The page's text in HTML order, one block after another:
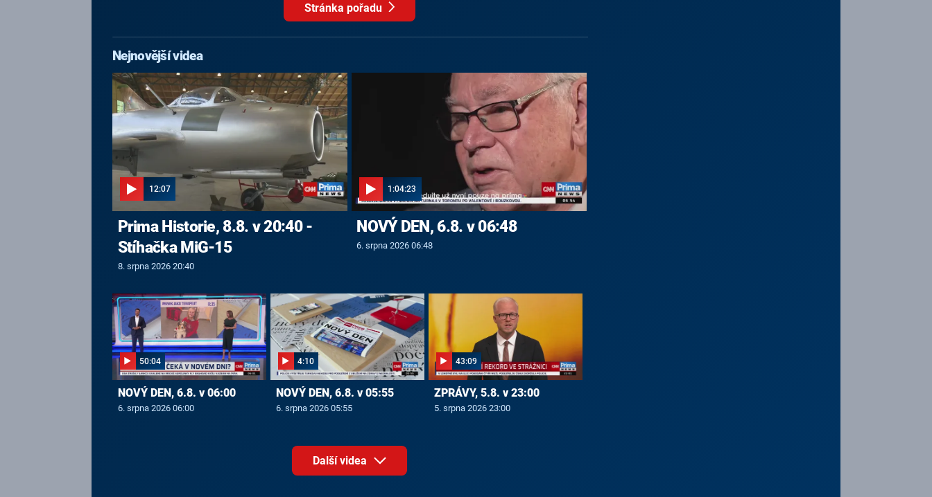
Stránka pořadu
Nejnovější videa
12:07
Prima Historie, 8.8. v 20:40 -
Stíhačka MiG-15
8. srpna 2026 20:40
1:04:23
NOVÝ DEN, 6.8. v 06:48
6. srpna 2026 06:48
50:04
NOVÝ DEN, 6.8. v 06:00
6. srpna 2026 06:00
4:10
NOVÝ DEN, 6.8. v 05:55
6. srpna 2026 05:55
43:09
ZPRÁVY, 5.8. v 23:00
5. srpna 2026 23:00
Další videa